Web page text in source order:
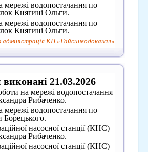
мережі водопостачання по
Княгині Ольги.
мережі водопостачання по
Княгині Ольги.
адміністрація КП «Гайсинводоканал»
виконані 21.03.2026
на мережі водопостачання
Рибаченко.
мережі водопостачання по
Борецького.
насосної станції (КНС)
Рибаченко.
насосної станції (КНС)